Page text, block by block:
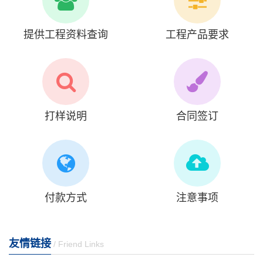
提供工程资料查询 工程产品要求
打样说明 合同签订
付款方式 注意事项
友情链接 / Friend Links